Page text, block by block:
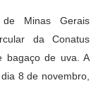
Minas Gerais
da Conatus
bagaço de uva. A
8 de novembro,